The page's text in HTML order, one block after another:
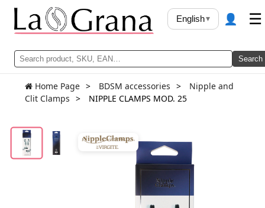
Search
English▾ 👤 ☰
Home Page BDSM accessories
Nipple and
Clit Clamps
NIPPLE CLAMPS MOD. 25